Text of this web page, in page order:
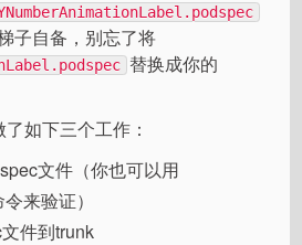
子自备，别忘了将
替换成你的
如下三个工作：
文件（你也可以用
来验证）
件到trunk